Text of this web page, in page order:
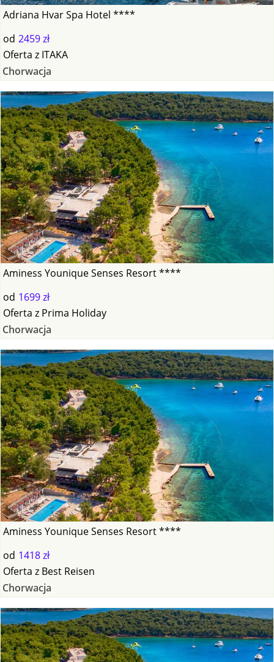
Adriana Hvar Spa Hotel ****
od 2459 zł
Oferta z ITAKA
Chorwacja
Aminess Younique Senses Resort ****
od 1699 zł
Oferta z Prima Holiday
Chorwacja
Aminess Younique Senses Resort ****
od 1418 zł
Oferta z Best Reisen
Chorwacja